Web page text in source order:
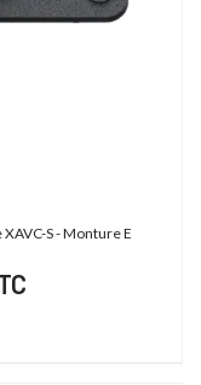
S - Monture E